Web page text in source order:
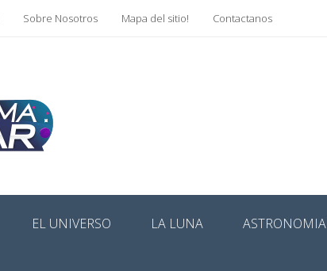
Sobre Nosotros Mapa del sitio! Contactanos
EL UNIVERSO LA LUNA ASTRONOMIA